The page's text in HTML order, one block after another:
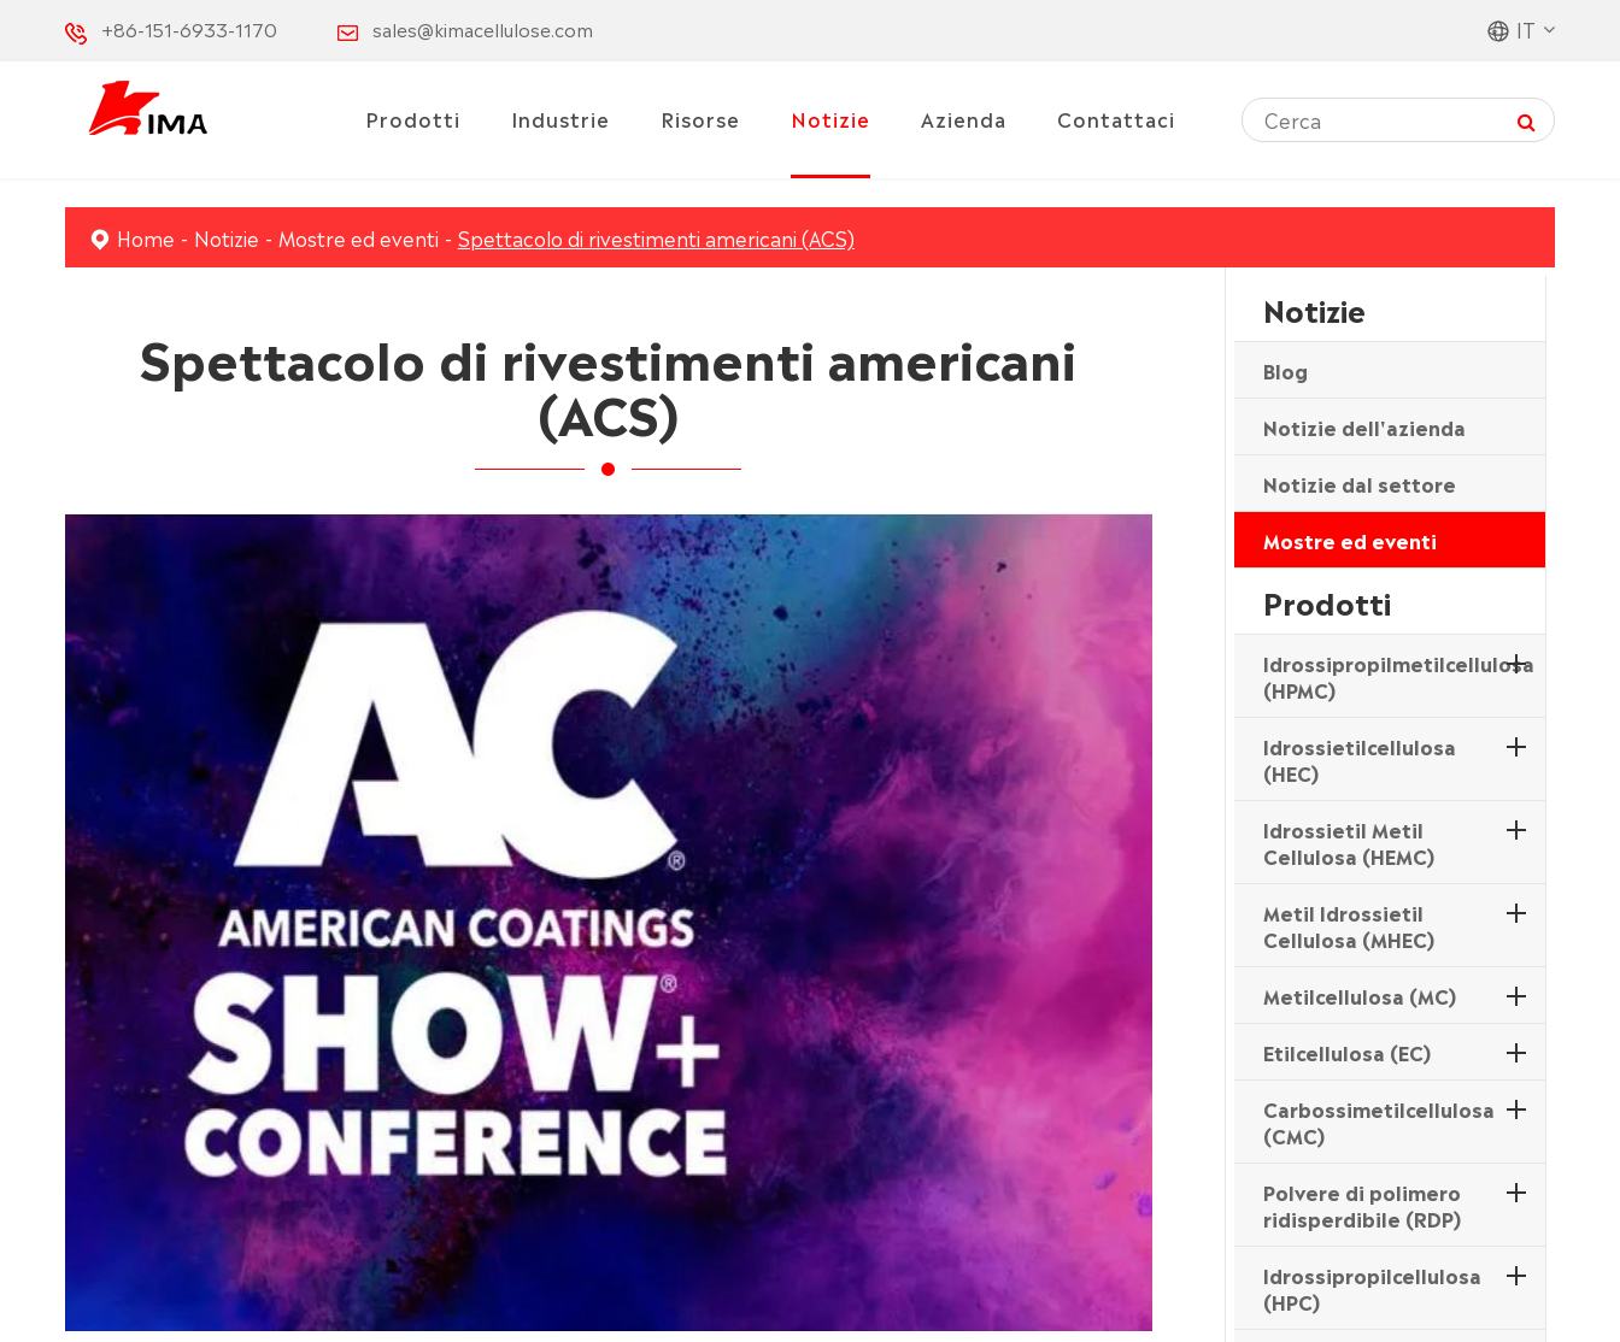
+86-151-6933-1170 sales@kimacellulose.com IT
Prodotti Industrie Risorse Notizie Azienda Contattaci
Home Notizie Mostre ed eventi Spettacolo di rivestimenti americani (ACS)
Spettacolo di rivestimenti americani
(ACS)
Notizie
Blog
Notizie dell'azienda
Notizie dal settore
Mostre ed eventi
Prodotti
Idrossipropilmetilcellulosa
(HPMC)
Idrossietilcellulosa
(HEC)
Idrossietil Metil
Cellulosa (HEMC)
Metil Idrossietil
Cellulosa (MHEC)
Metilcellulosa (MC)
Etilcellulosa (EC)
Carbossimetilcellulosa
(CMC)
Polvere di polimero
ridisperdibile (RDP)
Idrossipropilcellulosa
(HPC)